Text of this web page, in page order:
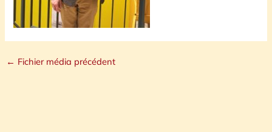
← Fichier média précédent